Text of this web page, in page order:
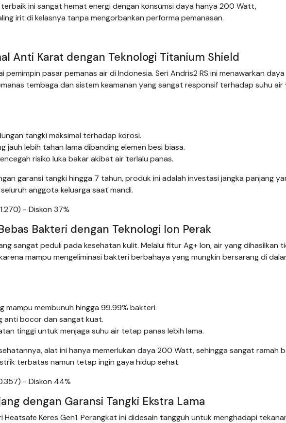
ini sangat hemat energi dengan konsumsi daya hanya 200 Watt,
irit di kelasnya tanpa mengorbankan performa pemanasan.
Anti Karat dengan Teknologi Titanium Shield
pemimpin pasar pemanas air di Indonesia. Seri Andris2 RS ini menawarkan daya
tembaga dan sistem keamanan yang sangat responsif terhadap suhu air
tangki maksimal terhadap korosi.
jauh lebih tahan lama dibanding elemen besi biasa.
risiko luka bakar akibat air terlalu panas.
garansi tangki hingga 7 tahun, produk ini adalah investasi jangka panjang
anggota keluarga saat mandi.
- Diskon 37%
Bakteri dengan Teknologi Ion Perak
sangat peduli pada kesehatan kulit. Melalui fitur Ag+ Ion, air yang dihasilkan
mampu mengeliminasi bakteri berbahaya yang mungkin bersarang di
mampu membunuh hingga 99.99% bakteri.
anti bocor dan sangat kuat.
tinggi untuk menjaga suhu air tetap panas lebih lama.
alat ini hanya memerlukan daya 200 Watt, sehingga sangat ramah
terbatas namun tetap ingin gaya hidup sehat.
- Diskon 44%
dengan Garansi Tangki Ekstra Lama
Heatsafe Keres Gen1. Perangkat ini didesain tangguh untuk menghadapi